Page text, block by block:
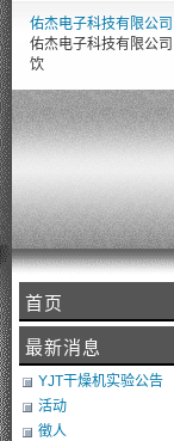
佑杰电子科技有限公司
佑杰电子科技有限公
饮
首页
最新消息
YJT干燥机实验公告
活动
徵人